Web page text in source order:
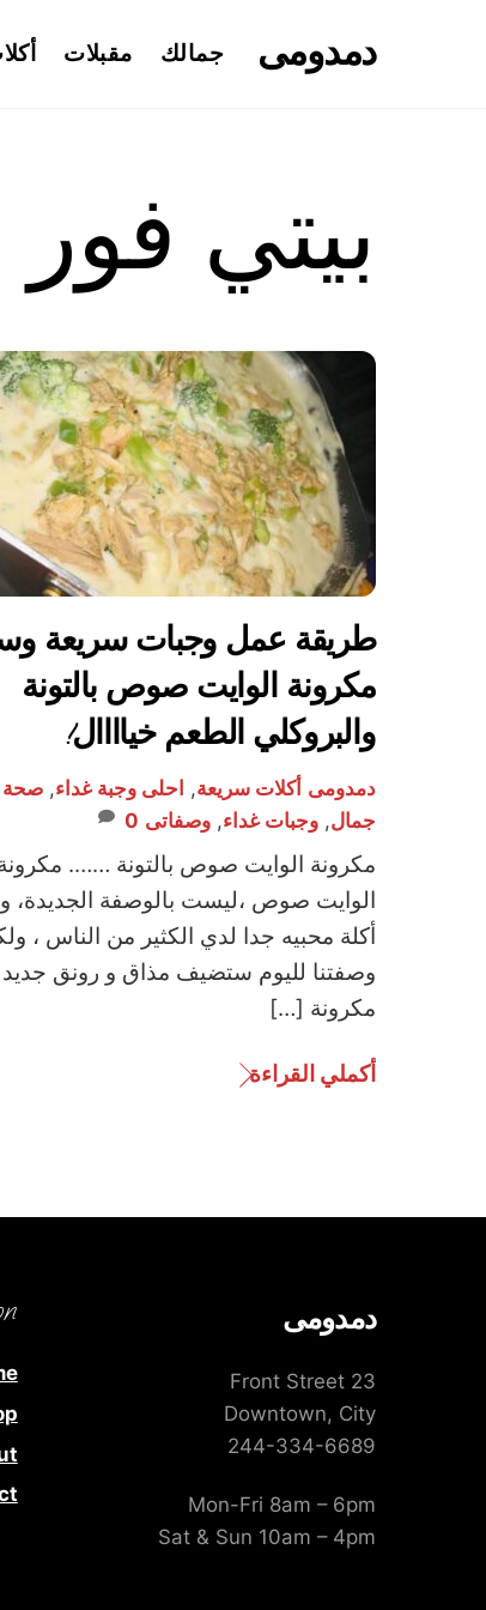
دمدومى جمالك مقبلات
بيتي فور
طريقة عمل وجبات سريعة
مكرونة الوايت صوص بالتونة
والبروكلي الطعم خياااال!
دمدومى أكلات سريعة, احلى وجبة غداء, صحة
جمال, وجبات غداء, وصفاتى 0
مكرونة الوايت صوص بالتونة …….
الوايت صوص ،ليست بالوصفة الجديدة،
أكلة محبيه جدا لدي الكثير من الناس ،
وصفتنا لليوم ستضيف مذاق و رونق
مكرونة […]
أكملي القراءة
دمدومى
23 Front Street
Downtown, City
244-334-6689
Mon-Fri 8am – 6pm
Sat & Sun 10am – 4pm